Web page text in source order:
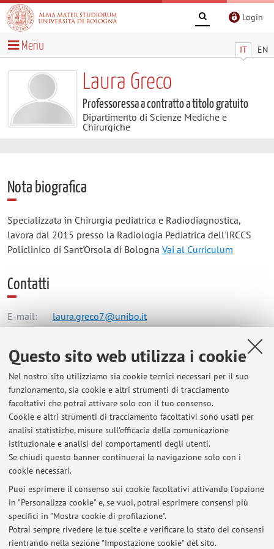
Questo sito web utilizza i cookie
Nel nostro sito utilizziamo sia cookie tecnici necessari per il suo
funzionamento, sia cookie e altri strumenti di tracciamento
facoltativi che potrai attivare solo con il tuo consenso.
Cookie e altri strumenti di tracciamento facoltativi sono usati per
analisi statistiche, misure sull'efficacia della comunicazione
istituzionale e analisi dei comportamenti degli utenti.
Se chiudi questo banner continuerai la navigazione solo con i
cookie necessari.
Puoi esprimere il consenso sui cookie facoltativi attivando l'opzione
in "Personalizza cookie" e, se vuoi, potrai esprimere consensi più
specifici in "Mostra cookie di profilazione".
Potrai sempre rivedere le tue scelte e verificare lo stato dei consensi
rientrando nella sezione "Impostazione cookie" del sito.
Login
IT EN
Menu
Laura Greco
Professoressa a contratto a titolo gratuito
Dipartimento di Scienze Mediche e
Chirurgiche
Nota biografica
Specializzata in Chirurgia pediatrica e Radiodiagnostica,
lavora dal 2015 presso la Radiologia Pediatrica dell'IRCCS
Policlinico di Sant'Orsola di Bologna Vai al Curriculum
Contatti
E-mail: laura.greco7@unibo.it
Dipartimento di Scienze Mediche e Chirurgiche
Via Massarenti 9, Bologna -Vai alla mappa
Orario di ricevimento
Sarò lieta di ricevervi previ accordi tramite mail
Ultimi avvisi
DATE APPELLI D'ESAME
Pubblicato il: 10 maggio 2026